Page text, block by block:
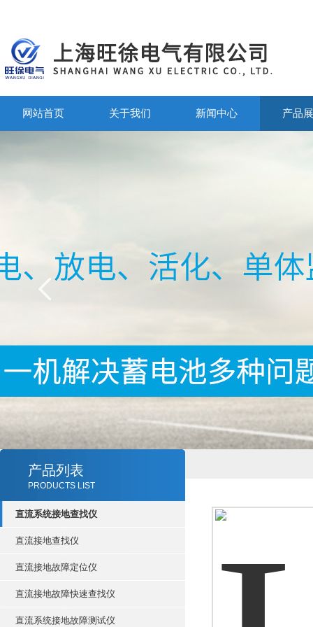
网站首页 关于我们 新闻中心 产品
产品列表
PRODUCTS LIST
直流系统接地查找仪
直流接地查找仪
直流接地故障定位仪
直流接地故障快速查找仪
直流系统接地故障测试仪